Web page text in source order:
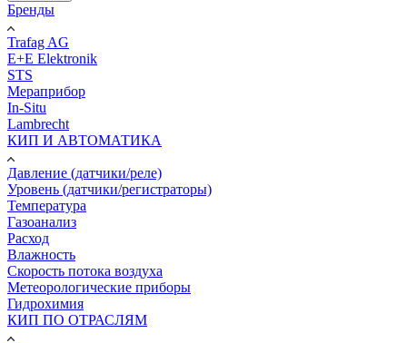
Бренды
Trafag AG
E+E Elektronik
STS
Мераприбор
In-Situ
Lambrecht
КИП И АВТОМАТИКА
Давление (датчики/реле)
Уровень (датчики/регистраторы)
Температура
Газоанализ
Расход
Влажность
Скорость потока воздуха
Метеорологические приборы
Гидрохимия
КИП ПО ОТРАСЛЯМ